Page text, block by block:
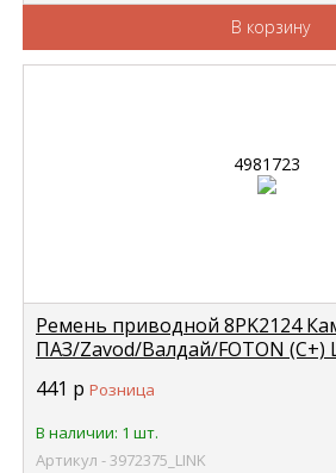
В корзину
Ремень приводной 8PK2124
ПАЗ/Zavod/Валдай/FOTON (C+)
441 р Розница
В наличии: 1 шт.
Артикул - 3972375_LINK